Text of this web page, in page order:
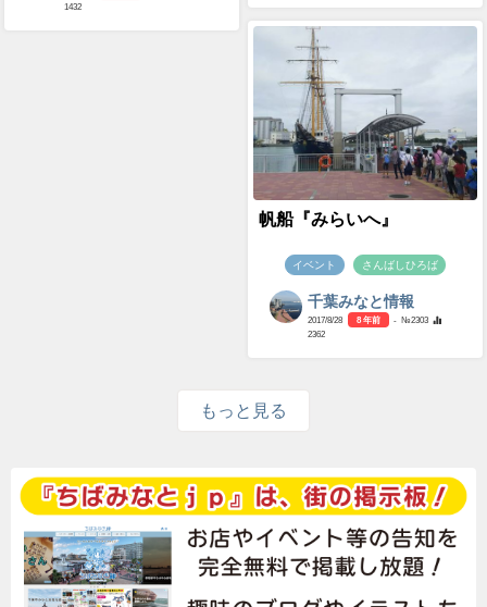
1432
帆船『みらいへ』
イベント さんばしひろば
千葉みなと情報
2017/8/28 8 年前
- №2303
2362
もっと見る